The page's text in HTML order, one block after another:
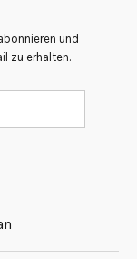
und
zu erhalten.